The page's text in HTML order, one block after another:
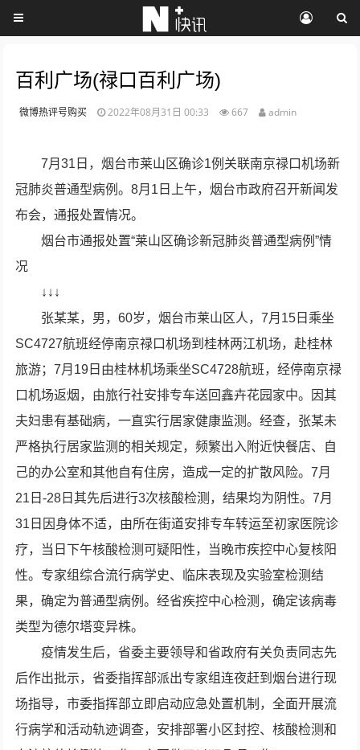
百利广场(禄口百利广场)
微博热评号购买 2022年08月31日 00:33 667 admin
7月31日，烟台市莱山区确诊1例关联南京禄口机场新
冠肺炎普通型病例。8月1日上午，烟台市政府召开新闻发
布会，通报处置情况。
烟台市通报处置“莱山区确诊新冠肺炎普通型病例”情
况
↓↓↓
张某某，男，60岁，烟台市莱山区人，7月15日乘坐
SC4727航班经停南京禄口机场到桂林两江机场，赴桂林
旅游；7月19日由桂林机场乘坐SC4728航班，经停南京禄
口机场返烟，由旅行社安排专车送回鑫卉花园家中。因其
夫妇患有基础病，一直实行居家健康监测。经查，张某未
严格执行居家监测的相关规定，频繁出入附近快餐店、自
己的办公室和其他自有住房，造成一定的扩散风险。7月
21日-28日其先后进行3次核酸检测，结果均为阴性。7月
31日因身体不适，由所在街道安排专车转运至初家医院诊
疗，当日下午核酸检测可疑阳性，当晚市疾控中心复核阳
性。专家组综合流行病学史、临床表现及实验室检测结
果，确定为普通型病例。经省疾控中心检测，确定该病毒
类型为德尔塔变异株。
疫情发生后，省委主要领导和省政府有关负责同志先
后作出批示，省委指挥部派出专家组连夜赶到烟台进行现
场指导，市委指挥部立即启动应急处置机制，全面开展流
行病学和活动轨迹调查，安排部署小区封控、核酸检测和